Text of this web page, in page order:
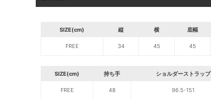
SIZE(cm) 縦 横 底幅
FREE 34 45 45
SIZE(cm) 持ち手 ショルダーストラップ
FREE 48 96.5-151